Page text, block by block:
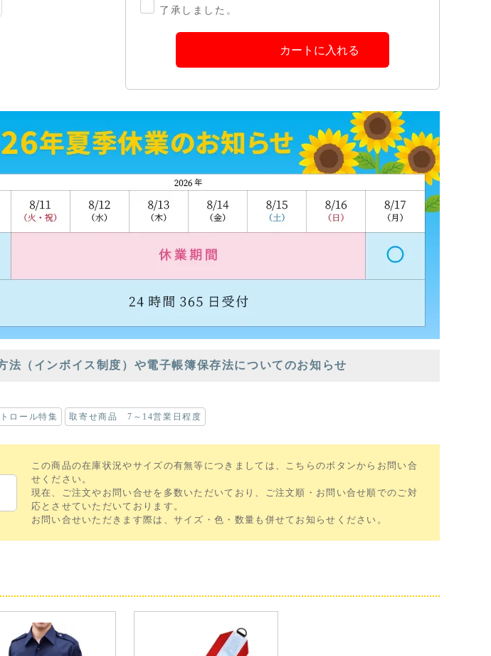
了承しました。
カートに入れる
法（インボイス制度）や電子帳簿保存法についてのお知らせ
ロール特集 取寄せ商品 7～14営業日程度
この商品の在庫状況やサイズの有無等につきましては、こちらのボタンからお問い合
せください。
現在、ご注文やお問い合せを多数いただいており、ご注文順・お問い合せ順でのご対
応とさせていただいております。
お問い合せいただきます際は、サイズ・色・数量も併せてお知らせください。